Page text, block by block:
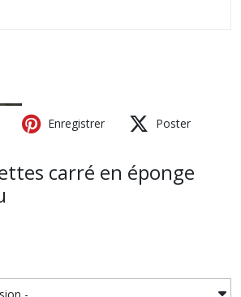
Enregistrer Poster
carré en éponge